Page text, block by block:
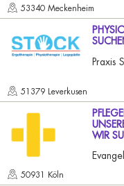
53340 Meckenheim
Praxis
51379 Leverkusen
WIR
50931 Köln